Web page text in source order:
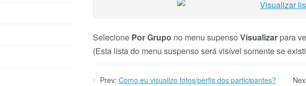
Selecione Por Grupo no menu supenso Visualizarpara
(Esta lista do menu suspenso será visível somente se
Prev: Como eu visualizo fotos/perfis dos participantes?